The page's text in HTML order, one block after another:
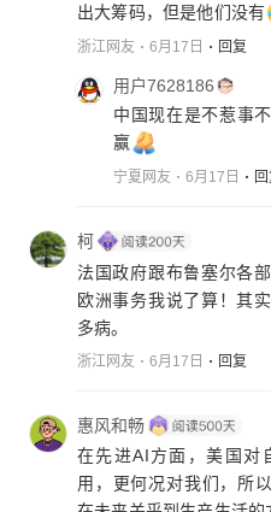
出大筹码，但是他们没有
浙江网友 6月17日 回复
用户7628186
中国现在是不惹事
赢
宁夏网友 6月17日
柯
法国政府跟布鲁塞尔各
欧洲事务我说了算！其
多病。
浙江网友 6月17日 回复
惠风和畅
在先进AI方面，美国对
用，更何况对我们，所